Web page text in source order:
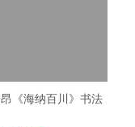
《海纳百川》书法